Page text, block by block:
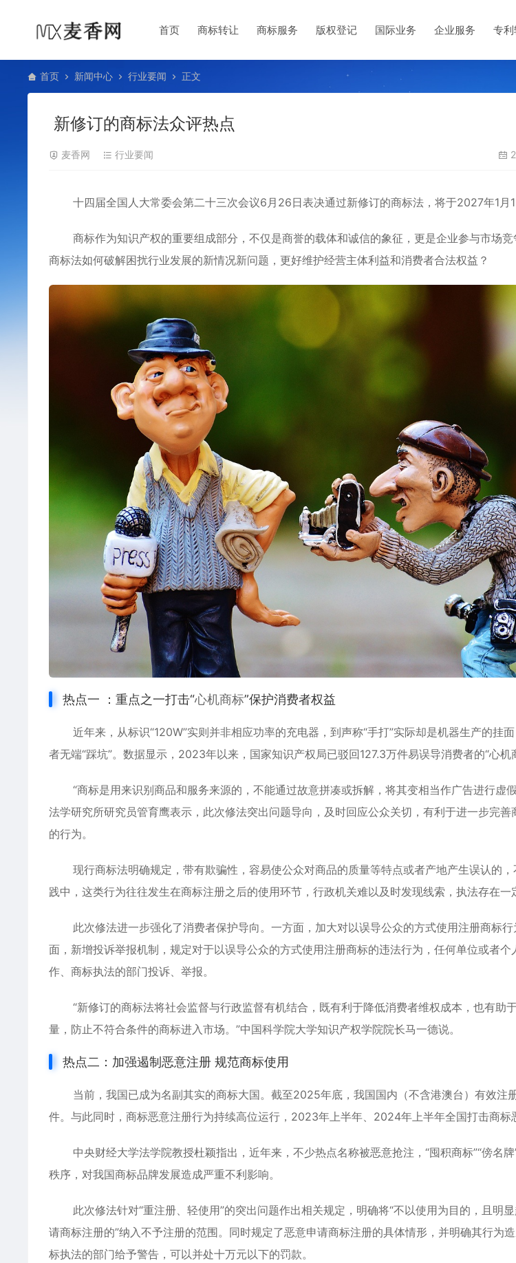
首页 商标转让 商标服务 版权登记 国际业务 企业服务 专
首页 新闻中心 行业要闻 正文
新修订的商标法众评热点
麦香网 行业要闻
十四届全国人大常委会第二十三次会议6月26日表决通过新修订的商标法 ，将于2027年1月
商标作为知识产权的重要组成部分，不仅是商誉的载体和诚信的象征，更是企业参与市场
商标法如何破解困扰行业发展的新情况新问题，更好维护经营主体利益和消费者合法权益？
热点一 ：重点之一打击“心机商标”保护消费者权益
近年来，从标识“120W”实则并非相应功率的充电器，到声称“手打”实际却是机器生产的挂面
者无端“踩坑”。数据显示，2023年以来，国家知识产权局已驳回127.3万件易误导消费者的“心机
“商标是用来识别商品和服务来源的，不能通过故意拼凑或拆解，将其变相当作广告进行虚
法学研究所研究员管育鹰表示，此次修法突出问题导向，及时回应公众关切，有利于进一步完善
的行为。
现行商标法明确规定，带有欺骗性，容易使公众对商品的质量等特点或者产地产生误认的
践中，这类行为往往发生在商标注册之后的使用环节，行政机关难以及时发现线索，执法存在一
此次修法进一步强化了消费者保护导向。一方面，加大对以误导公众的方式使用注册商标行
面，新增投诉举报机制，规定对于以误导公众的方式使用注册商标的违法行为，任何单位或者个
作、商标执法的部门投诉、举报。
“新修订的商标法将社会监督与行政监督有机结合，既有利于降低消费者维权成本，也有助
量，防止不符合条件的商标进入市场。”中国科学院大学知识产权学院院长马一德说。
热点二：加强遏制恶意注册 规范商标使用
当前，我国已成为名副其实的商标大国。截至2025年底，我国国内（不含港澳台）有效注
件。与此同时，商标恶意注册行为持续高位运行，2023年上半年、2024年上半年全国打击商标
中央财经大学法学院教授杜颖指出，近年来，不少热点名称被恶意抢注，“囤积商标”“傍名
秩序，对我国商标品牌发展造成严重不利影响。
此次修法针对“重注册、轻使用”的突出问题作出相关规定，明确将“不以使用为目的，且明
请商标注册的”纳入不予注册的范围。同时规定了恶意申请商标注册的具体情形，并明确其行为
标执法的部门给予警告，可以并处十万元以下的罚款。